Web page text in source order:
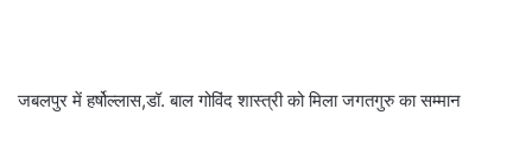
जबलपुर में हर्षोल्लास,डॉ. बाल गोविंद शास्त्री को मिला जगतगुरु का सम्मान